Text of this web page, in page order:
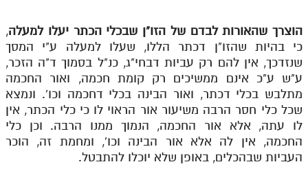
הוצרך שהאורות לבדם של הזו"ן שבכלי הכתר יעלו למעלה,
כי בהיות שהזו"ן דכתר הללו, שעלו למעלה ע"י המסך
שנזדכך, אין להם רק עביות דבחי"ג, כנ"ל בסמוך ד"ה הזכר,
ע"ש ע"כ אינם ממשיכים רק קומת חכמה, ואור החכמה
מתלבש בכלי דכתר, ואור הבינה בכלי דחכמה וכו'. ונמצא
שכל כלי חסר הרבה משיעור אור הראוי לו כי כלי הכתר, אין
לו עתה, אלא אור החכמה, הנמוך ממנו הרבה. וכן כלי
החכמה, אין לה אלא אור הבינה וכו', ומחמת זה, הוכר
העביות שבהכלים, באופן שלא יוכלו להתבטל.